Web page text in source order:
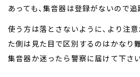
あっても、集音器は登録がないので追
使う方は落とさないように、より注意
た側は見た目で区別するのはかなり
集音器か迷ったら警察に届けて下さ